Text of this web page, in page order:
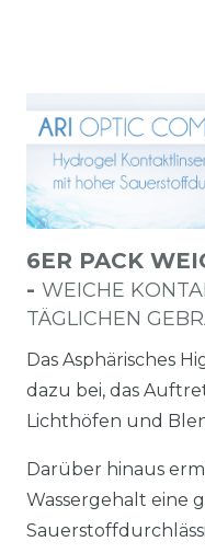
6ER PACK
- WEICHE
TÄGLICHEN
Das Asphärisches
dazu bei, das
Lichthöfen und
Darüber hinaus
Wassergehalt eine